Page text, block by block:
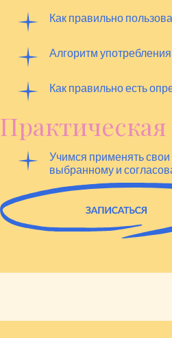
Как правильно
Алгоритм
Как правильно есть
Практическая
Учимся применять свои
выбранному и